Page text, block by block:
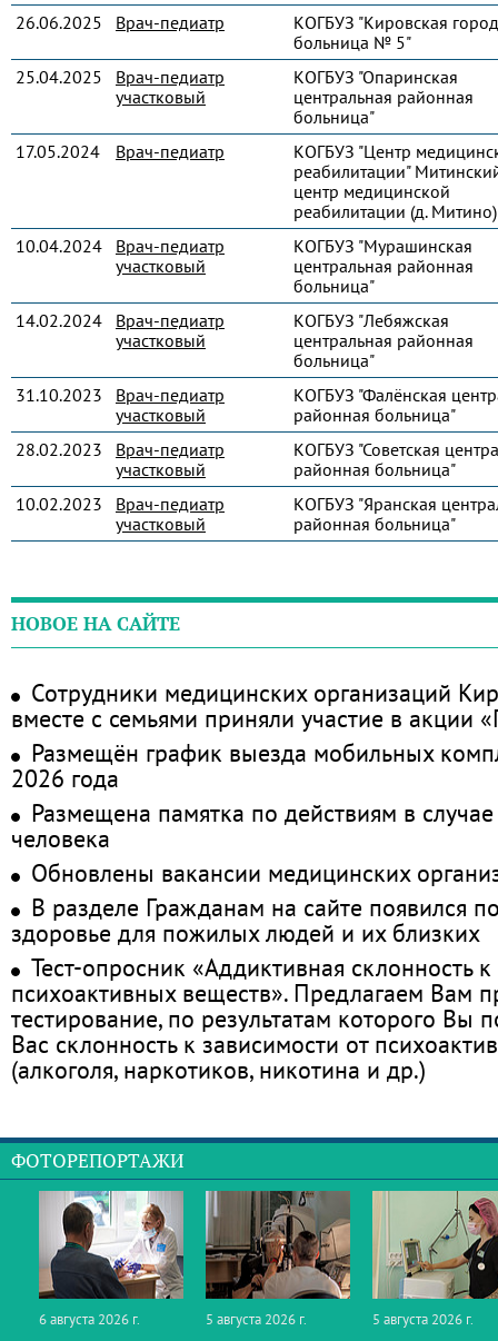
26.06.2025
Врач-педиатр
КОГБУЗ "Кировская
больница № 5"
25.04.2025
Врач-педиатр
участковый
КОГБУЗ "Опаринская
центральная районная
больница"
17.05.2024
Врач-педиатр
КОГБУЗ "Центр
реабилитации"
центр медицинской
реабилитации (д. Митино)
10.04.2024
Врач-педиатр
участковый
КОГБУЗ "Мурашинская
центральная районная
больница"
14.02.2024
Врач-педиатр
участковый
КОГБУЗ "Лебяжская
центральная районная
больница"
31.10.2023
Врач-педиатр
участковый
КОГБУЗ "Фалёнская
районная больница"
28.02.2023
Врач-педиатр
участковый
КОГБУЗ "Советская
районная больница"
10.02.2023
Врач-педиатр
участковый
КОГБУЗ "Яранская
районная больница"
НОВОЕ НА САЙТЕ
Сотрудники медицинских организаций
вместе с семьями приняли участие в акции
Размещён график выезда мобильных
2026 года
Размещена памятка по действиям в
человека
Обновлены вакансии медицинских
В разделе Гражданам на сайте появился
здоровье для пожилых людей и их близких
Тест-опросник «Аддиктивная склонность
психоактивных веществ». Предлагаем Вам
тестирование, по результатам которого Вы
Вас склонность к зависимости от
(алкоголя, наркотиков, никотина и др.)
ФОТОРЕПОРТАЖИ
6 августа 2026 г.
5 августа 2026 г.
5 августа 2026 г.